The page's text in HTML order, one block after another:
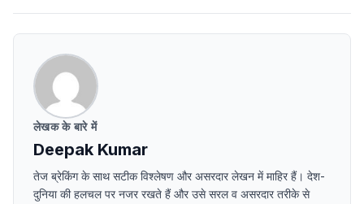
लेखक के बारे में
Deepak Kumar
तेज ब्रेकिंग के साथ सटीक विश्लेषण और असरदार लेखन में माहिर हैं। देश-
दुनिया की हलचल पर नजर रखते हैं और उसे सरल व असरदार तरीके से